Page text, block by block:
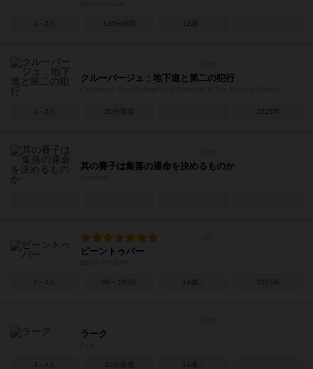
1～5人 120分前後 12歳～
クルーバージュ：地下道と第二の犯行
1～5人 20分前後 2025年
其の賽子は集落の運命を決めるものか
ビーントゥバー
2～4人 90～180分 14歳～ 2025年
ラーク
3～4人 60分前後 14歳～